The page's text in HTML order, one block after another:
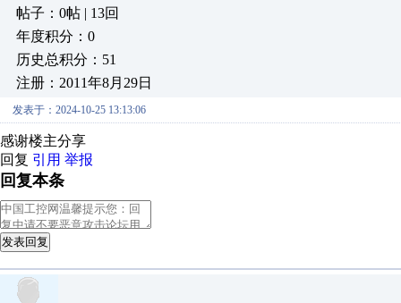
帖子：0帖 | 13回
年度积分：0
历史总积分：51
注册：2011年8月29日
发表于：2024-10-25 13:13:06
感谢楼主分享
回复 引用 举报
回复本条
发表回复